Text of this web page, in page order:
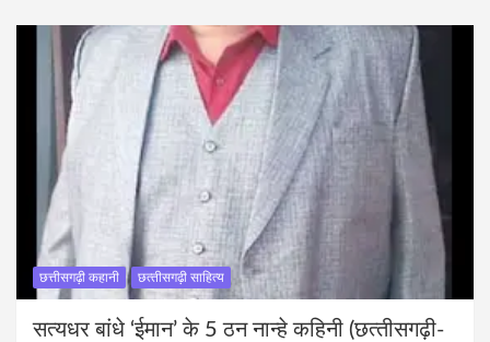
छत्तीसगढ़ी कहानी छत्‍तीसगढ़ी साहित्‍य
सत्‍यधर बांधे ‘ईमान’ के 5 ठन नान्‍हे कहिनी (छत्‍तीसगढ़ी-